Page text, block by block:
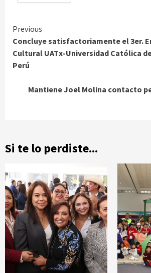
Continue
Reading
Previous
Concluye satisfactoriamente el 3er.
Cultural UATx-Universidad Católica
Perú
Mantiene Joel Molina contacto
Si te lo perdiste...